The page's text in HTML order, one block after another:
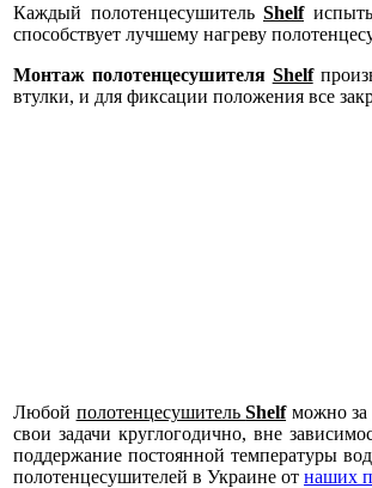
Каждый полотенцесушитель Shelf
способствует лучшему нагреву
Монтаж полотенцесушителя Shelf
втулки, и для фиксации положения все
Любой полотенцесушительShelf можно за
свои задачи круглогодично, вне
поддержание постоянной температуры
полотенцесушителей в Украине от наших